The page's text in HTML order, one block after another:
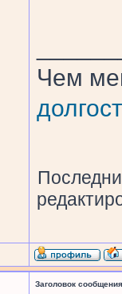
Чем
Заголовок